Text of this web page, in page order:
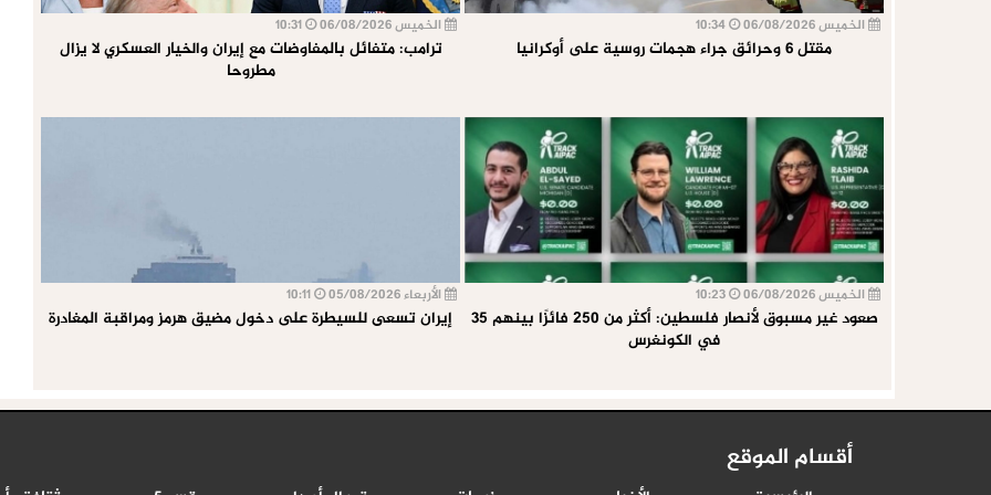
الخميس 06/08/2026
مقتل 6 وحرائق جراء هجمات روسية على أوكرانيا
الخميس 06/08/2026
ترامب: متفائل بالمفاوضات مع إيران والخيار العسكري لا يزال
مطروحا
الخميس 06/08/2026
صعود غير مسبوق لأنصار فلسطين: أكثر من 250 فائزًا بينهم 35
في الكونغرس
الأربعاء 05/08/2026
إيران تسعى للسيطرة على دخول مضيق هرمز ومراقبة المغادرة
أقسام الموقع